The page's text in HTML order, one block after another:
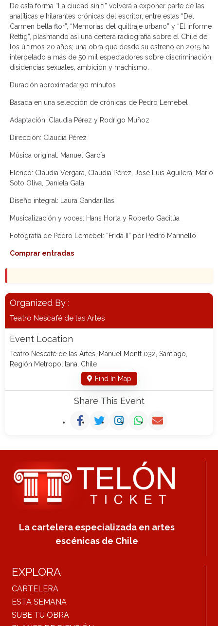
De esta forma “La ciudad sin ti” volverá a exponer parte de las
analíticas e hilarantes crónicas del escritor, entre estas “Del
Carmen bella flor”, “Memorias del quiltraje urbano” y “El informe
Rettig”, plasmando así una certera radiografía sobre el Chile de
los últimos 20 años; una obra que desde su estreno en 2015 ha
interpelado a más de 50 mil espectadores sobre discriminación,
disidencias sexuales, ambición y machismo.
Duración aproximada: 90 minutos
Basada en una selección de crónicas de Pedro Lemebel
Adaptación: Claudia Pérez y Rodrigo Muñoz
Dirección: Claudia Pérez
Música original: Manuel García
Elenco: Claudia Vergara, Claudia Pérez, José Luis Aguilera, Mario
Soto Oliva, Daniela Gala
Diseño integral: Laura Gandarillas
Musicalización y voces: Hans Horta y Roberto Gacitúa
Fotografía de Pedro Lemebel: “Frida II” por Pedro Marinello
Comprar entradas
Organized By :
Teatro Nescafé de las Artes
Event Location
Teatro Nescafé de las Artes, Manuel Montt 032, Santiago,
Región Metropolitana, Chile
Find In Map
Share This Event
La cartelera especializada en artes
escénicas de Chile
EXPLORA
CARTELERA
ESTA SEMANA
SUBE TU OBRA